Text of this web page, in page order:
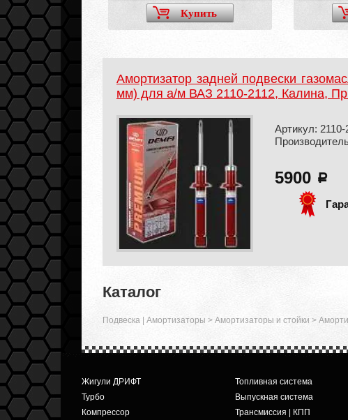
Купить
Амортизатор задней подвески
мм) для а/м ВАЗ 2110-2112, Калина,
Артикул:
5900 a
Каталог
Подвеска | Амортизаторы > Амортизаторы и стойки >
Жигули ДРИФТ
Турбо
Компрессор
Топливная система
Выпускная система
Трансмиссия | КПП